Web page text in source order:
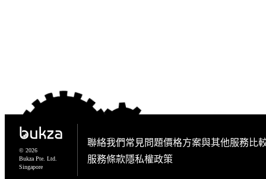
© 2026
Bukza Pte. Ltd.
Singapore
聯絡我們常見問題價格方案與其他服務比
服務條款隱私權政策